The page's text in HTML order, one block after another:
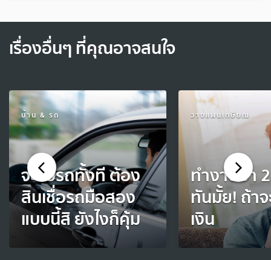
เรื่องอื่นๆ ที่คุณอาจสนใจ
บ้าน & รถ
จะซื้อรถทั้งที ต้อง
สินเชื่อรถมือสอง
แบบนี้สิ ยังไงก็คุ้ม
วางแผนเกษียณ
ทำงานมา
ทันมั้ย! ถ้าจ
เงิน